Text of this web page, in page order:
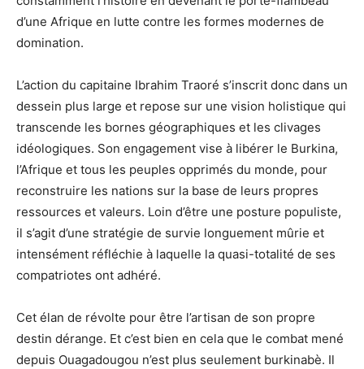
d’une Afrique en lutte contre les formes modernes de
domination.
L’action du capitaine Ibrahim Traoré s’inscrit donc dans un
dessein plus large et repose sur une vision holistique qui
transcende les bornes géographiques et les clivages
idéologiques. Son engagement vise à libérer le Burkina,
l’Afrique et tous les peuples opprimés du monde, pour
reconstruire les nations sur la base de leurs propres
ressources et valeurs. Loin d’être une posture populiste,
il s’agit d’une stratégie de survie longuement mûrie et
intensément réfléchie à laquelle la quasi-totalité de ses
compatriotes ont adhéré.
Cet élan de révolte pour être l’artisan de son propre
destin dérange. Et c’est bien en cela que le combat mené
depuis Ouagadougou n’est plus seulement burkinabè. Il